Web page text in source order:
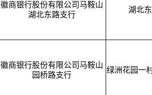
徽商银行股份有限公司马鞍山
湖北东路支行
湖北
徽商银行股份有限公司马鞍山
园桥路支行
绿洲花园一